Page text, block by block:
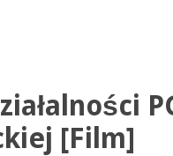
[Film]